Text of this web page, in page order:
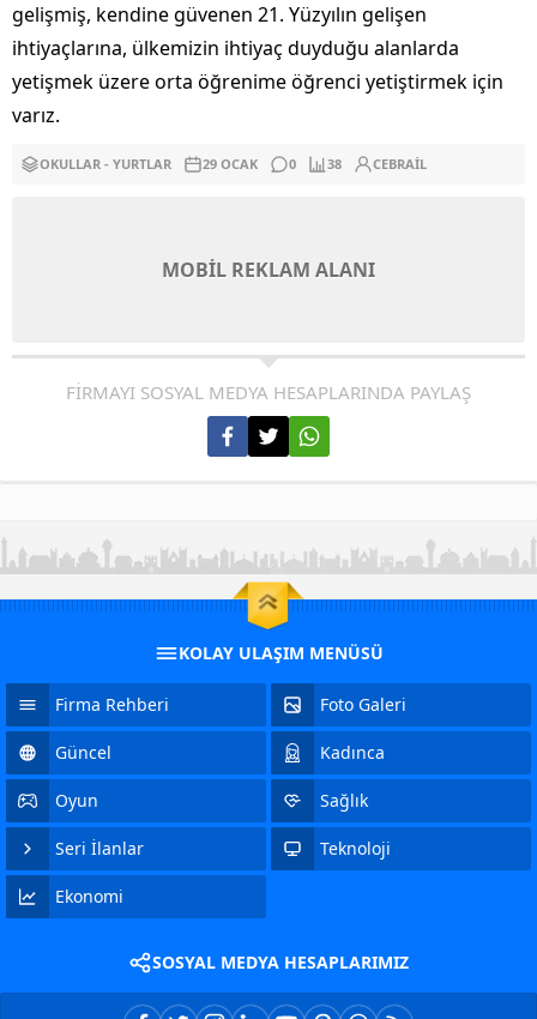
gelişmiş, kendine güvenen 21. Yüzyılın gelişen
ihtiyaçlarına, ülkemizin ihtiyaç duyduğu alanlarda
yetişmek üzere orta öğrenime öğrenci yetiştirmek için
varız.
OKULLAR - YURTLAR 29 OCAK 0 38 CEBRAIL
MOBİL REKLAM ALANI
FİRMAYI SOSYAL MEDYA HESAPLARINDA PAYLAŞ
KOLAY ULAŞIM MENÜSÜ
Firma Rehberi Foto Galeri
Güncel Kadınca
Oyun Sağlık
Seri İlanlar Teknoloji
Ekonomi
SOSYAL MEDYA HESAPLARIMIZ